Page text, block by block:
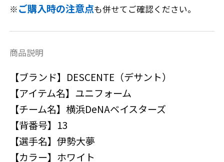
※ご購入時の注意点も併せてご確認ください。
商品説明
【ブランド】DESCENTE（デサント）
【アイテム名】ユニフォーム
【チーム名】横浜DeNAベイスターズ
【背番号】13
【選手名】伊勢大夢
【カラー】ホワイト